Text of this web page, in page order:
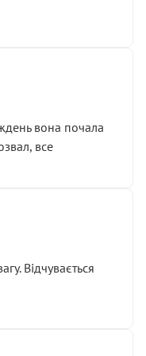
вона почала
все
Відчувається